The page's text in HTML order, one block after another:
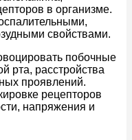
в организме.
свойствами.
побочные
рта, расстройства
проявлений.
рецепторов
напряжения и